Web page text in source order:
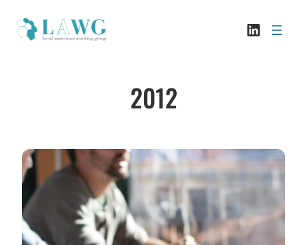
conținut
2012